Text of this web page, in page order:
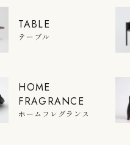
TABLE
テーブル
HOME
FRAGRANCE
ホームフレグランス